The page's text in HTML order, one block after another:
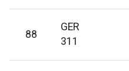
88
GER
311